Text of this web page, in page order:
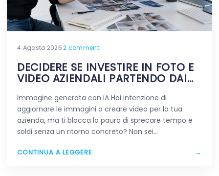
4 Agosto 2026·2 commenti
DECIDERE SE INVESTIRE IN FOTO E
VIDEO AZIENDALI PARTENDO DAI
Immagine generata con IA Hai intenzione di
aggiornare le immagini o creare video per la tua
azienda, ma ti blocca la paura di sprecare tempo e
soldi senza un ritorno concreto? Non sei…
CONTINUA A LEGGERE →